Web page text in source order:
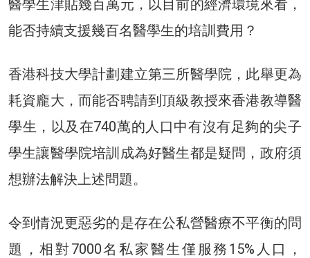
醫學生津貼幾百萬元，以目前的經濟環境來看，
能否持續支援幾百名醫學生的培訓費用？
香港科技大學計劃建立第三所醫學院，此舉更為
耗資龐大，而能否聘請到頂級教授來香港教導醫
學生，以及在740萬的人口中有沒有足夠的尖子
學生讓醫學院培訓成為好醫生都是疑問，政府須
想辦法解決上述問題。
令到情況更惡劣的是存在公私營醫療不平衡的問
題，相對7000名私家醫生僅服務15%人口，